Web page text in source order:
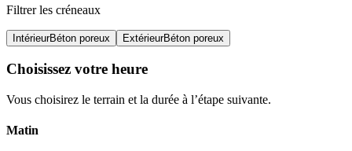
Filtrer les créneaux
IntérieurBéton poreux ExtérieurBéton poreux
Choisissez votre heure
Vous choisirez le terrain et la durée à l’étape suivante.
Matin